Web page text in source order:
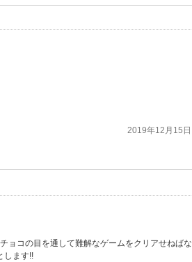
2019年12月15日
ョコの目を通して難解なゲームをクリアせねばな
します!!